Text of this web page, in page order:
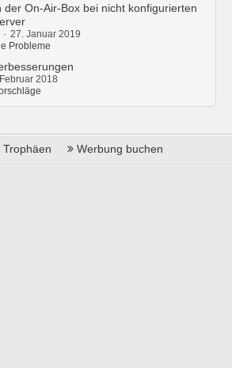
der On-Air-Box bei nicht konfigurierten
27. Januar 2019
Probleme
2018
Trophäen Werbung buchen